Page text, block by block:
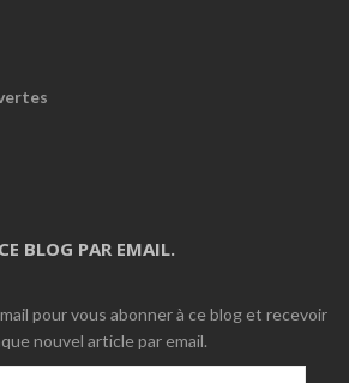
BLOG PAR EMAIL.
pour vous abonner à ce blog et recevoir
nouvel article par email.